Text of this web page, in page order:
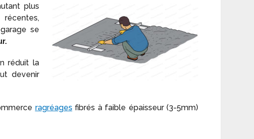
plus
se
réduit la
devenir
ragréages fibrés à faible épaisseur (3-5mm)